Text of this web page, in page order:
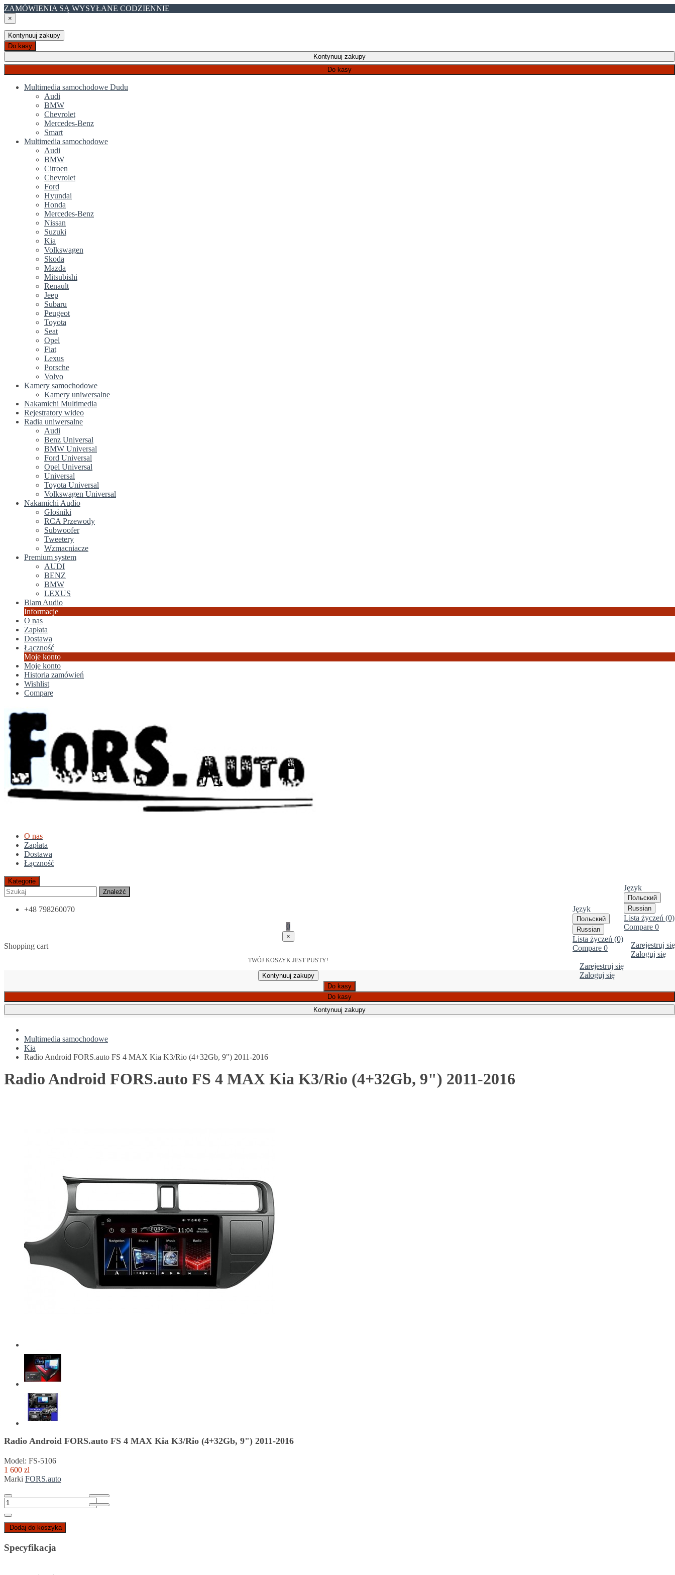
ZAMÓWIENIA SĄ WYSYŁANE CODZIENNIE
×
Kontynuuj zakupy
Do kasy
Kontynuuj zakupy
Do kasy
Multimedia samochodowe Dudu
Audi
BMW
Chevrolet
Mercedes-Benz
Smart
Multimedia samochodowe
Audi
BMW
Citroen
Chevrolet
Ford
Hyundai
Honda
Mercedes-Benz
Nissan
Suzuki
Kia
Volkswagen
Skoda
Mazda
Mitsubishi
Renault
Jeep
Subaru
Peugeot
Toyota
Seat
Opel
Fiat
Lexus
Porsche
Volvo
Kamery samochodowe
Kamery uniwersalne
Nakamichi Multimedia
Rejestratory wideo
Radia uniwersalne
Audi
Benz Universal
BMW Universal
Ford Universal
Opel Universal
Universal
Toyota Universal
Volkswagen Universal
Nakamichi Audio
Głośniki
RCA Przewody
Subwoofer
Tweetery
Wzmacniacze
Premium system
AUDI
BENZ
BMW
LEXUS
Blam Audio
Informacje
O nas
Zapłata
Dostawa
Łączność
Moje konto
Moje konto
Historia zamówień
Wishlist
Compare
O nas
Zapłata
Dostawa
Łączność
Język
Польский
Russian
Lista życzeń (0)
Compare 0
Zarejestruj się
Zaloguj się
Kategorie
Znaleźć
Język
Польский
Russian
Lista życzeń (0)
Compare 0
Zarejestruj się
Zaloguj się
+48 798260070
0
×
Shopping cart
TWÓJ KOSZYK JEST PUSTY!
Kontynuuj zakupy
Do kasy
Do kasy
Kontynuuj zakupy
Multimedia samochodowe
Kia
Radio Android FORS.auto FS 4 MAX Kia K3/Rio (4+32Gb, 9") 2011-2016
Radio Android FORS.auto FS 4 MAX Kia K3/Rio (4+32Gb, 9") 2011-2016
Radio Android FORS.auto FS 4 MAX Kia K3/Rio (4+32Gb, 9") 2011-2016
Model: FS-5106
1 600 zl
Marki FORS.auto
Dodaj do koszyka
Specyfikacja